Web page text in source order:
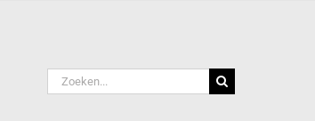
Zoeken
naar: